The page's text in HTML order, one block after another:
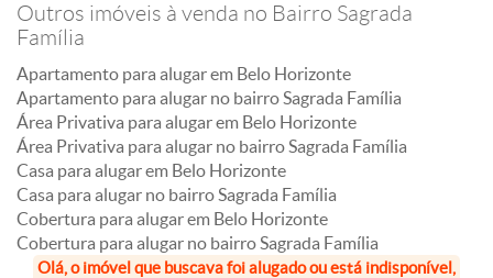
Outros imóveis à venda no Bairro Sagrada
Família
Apartamento para alugar em Belo Horizonte
Apartamento para alugar no bairro Sagrada Família
Área Privativa para alugar em Belo Horizonte
Área Privativa para alugar no bairro Sagrada Família
Casa para alugar em Belo Horizonte
Casa para alugar no bairro Sagrada Família
Cobertura para alugar em Belo Horizonte
Cobertura para alugar no bairro Sagrada Família
Olá, o imóvel que buscava foi alugado ou está indisponível,